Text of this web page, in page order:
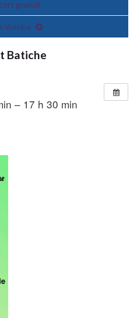
gratuit
Voisins
Batiche
– 17 h 30 min